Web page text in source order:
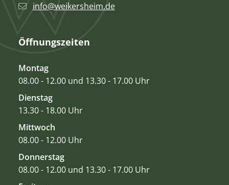
info@weikersheim.de
Öffnungszeiten
Montag
08.00 - 12.00 und 13.30 - 17.00 Uhr
Dienstag
13.30 - 18.00 Uhr
Mittwoch
08.00 - 12.00 Uhr
Donnerstag
08.00 - 12.00 und 13.30 - 17.00 Uhr